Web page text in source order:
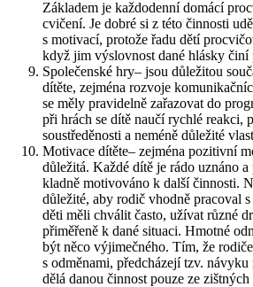
Základem je každodenní domácí
cvičení. Je dobré si z této činnosti
s motivací, protože řadu dětí
když jim výslovnost dané hlásky činí
Společenské hry– jsou důležitou
dítěte, zejména rozvoje
se měly pravidelně zařazovat do
při hrách se dítě naučí rychlé reakci,
soustředěnosti a neméně důležité
Motivace dítěte– zejména pozitivní
důležitá. Každé dítě je rádo uznáno
kladně motivováno k další činnosti.
důležité, aby rodič vhodně pracoval
děti měli chválit často, užívat různé
přiměřeně k dané situaci. Hmotné
být něco výjimečného. Tím, že
s odměnami, předcházejí tzv.
dělá danou činnost pouze ze